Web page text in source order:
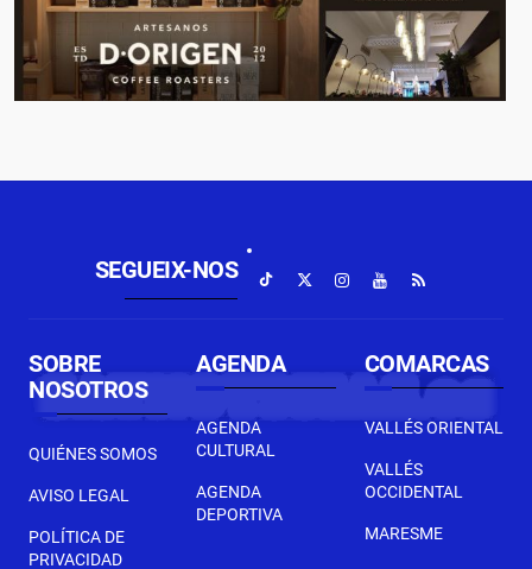
SEGUEIX-NOS
SOBRE
NOSOTROS
QUIÉNES SOMOS
AVISO LEGAL
POLÍTICA DE
PRIVACIDAD
AGENDA
AGENDA
CULTURAL
AGENDA
DEPORTIVA
COMARCAS
VALLÉS ORIENTAL
VALLÉS
OCCIDENTAL
MARESME